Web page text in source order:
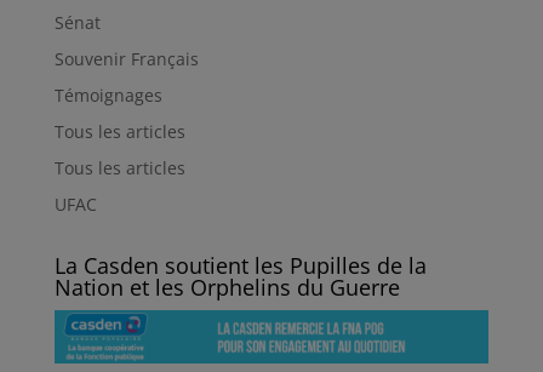
Sénat
Souvenir Français
Témoignages
Tous les articles
Tous les articles
UFAC
La Casden soutient les Pupilles de la
Nation et les Orphelins du Guerre